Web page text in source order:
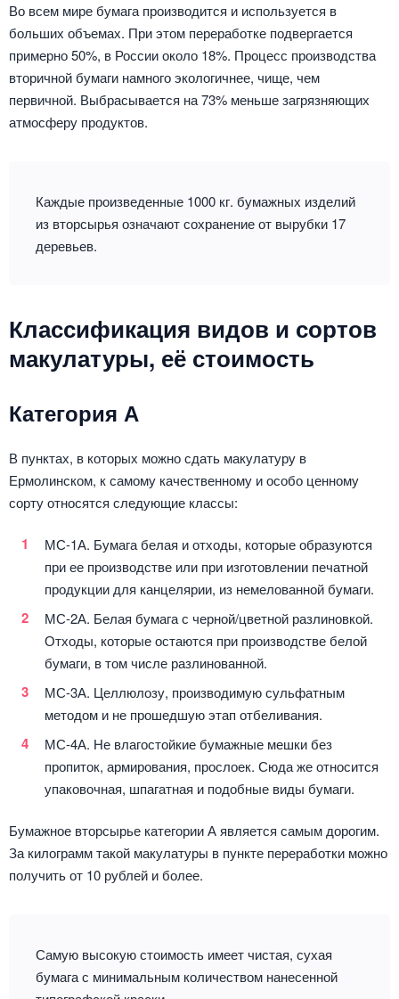
Во всем мире бумага производится и используется в
больших объемах. При этом переработке подвергается
примерно 50%, в России около 18%. Процесс производства
вторичной бумаги намного экологичнее, чище, чем
первичной. Выбрасывается на 73% меньше загрязняющих
атмосферу продуктов.
Каждые произведенные 1000 кг. бумажных изделий
из вторсырья означают сохранение от вырубки 17
деревьев.
Классификация видов и сортов
макулатуры, её стоимость
Категория А
В пунктах, в которых можно сдать макулатуру в
Ермолинском, к самому качественному и особо ценному
сорту относятся следующие классы:
МС-1А. Бумага белая и отходы, которые образуются
при ее производстве или при изготовлении печатной
продукции для канцелярии, из немелованной бумаги.
МС-2А. Белая бумага с черной/цветной разлиновкой.
Отходы, которые остаются при производстве белой
бумаги, в том числе разлинованной.
МС-3А. Целлюлозу, производимую сульфатным
методом и не прошедшую этап отбеливания.
МС-4А. Не влагостойкие бумажные мешки без
пропиток, армирования, прослоек. Сюда же относится
упаковочная, шпагатная и подобные виды бумаги.
Бумажное вторсырье категории А является самым дорогим.
За килограмм такой макулатуры в пункте переработки можно
получить от 10 рублей и более.
Самую высокую стоимость имеет чистая, сухая
бумага с минимальным количеством нанесенной